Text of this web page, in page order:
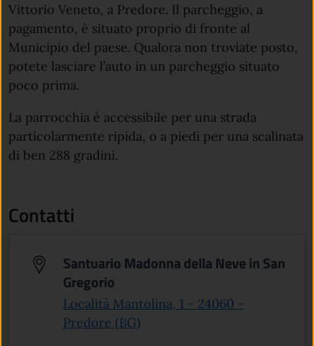
Vittorio Veneto, a Predore. Il parcheggio, a
pagamento, è situato proprio di fronte al
Municipio del paese. Qualora non troviate posto,
potete lasciare l’auto in un parcheggio situato
poco prima.
La parrocchia è accessibile per una strada
particolarmente ripida, o a piedi per una scalinata
di ben 288 gradini.
Contatti
Santuario Madonna della Neve in San
Gregorio
Località Mantolina, 1 - 24060 -
Predore (BG)